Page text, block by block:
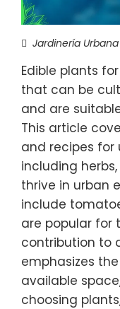
Jardinería Urbana
Edible plants
that can be
and are
This article
and recipes for
including
thrive in urban
include
are popular for
contribution to
emphasizes
available
choosing